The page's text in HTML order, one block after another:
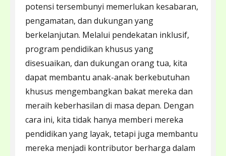
potensi tersembunyi memerlukan kesabaran,
pengamatan, dan dukungan yang
berkelanjutan. Melalui pendekatan inklusif,
program pendidikan khusus yang
disesuaikan, dan dukungan orang tua, kita
dapat membantu anak-anak berkebutuhan
khusus mengembangkan bakat mereka dan
meraih keberhasilan di masa depan. Dengan
cara ini, kita tidak hanya memberi mereka
pendidikan yang layak, tetapi juga membantu
mereka menjadi kontributor berharga dalam